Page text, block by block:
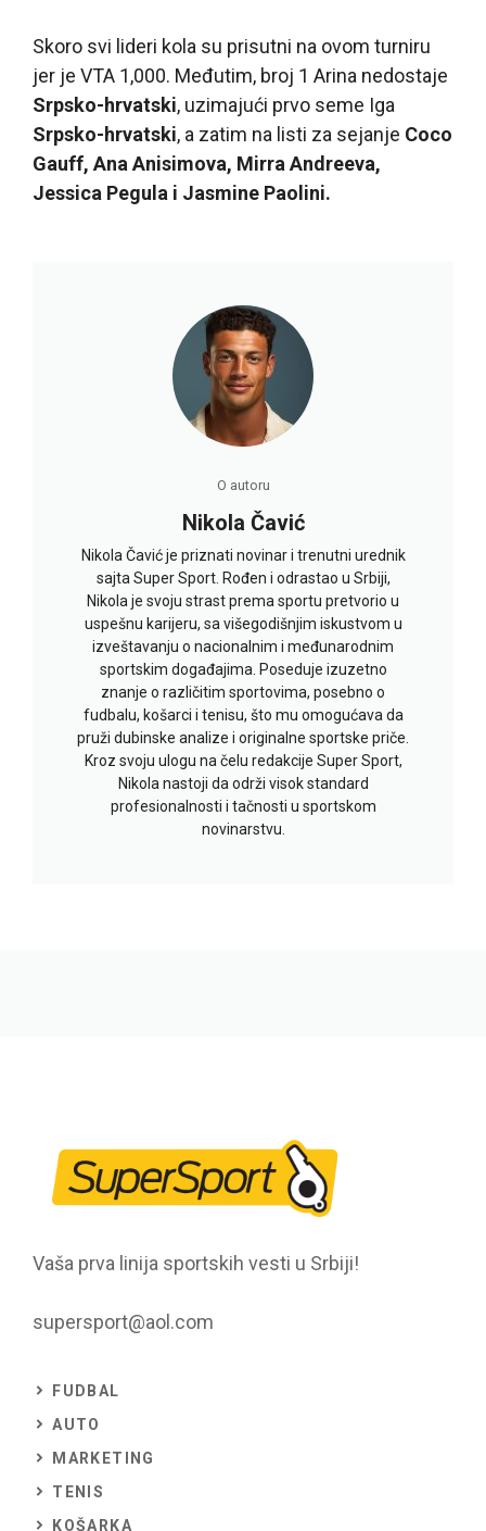
Skoro svi lideri kola su prisutni na ovom turniru
jer je VTA 1,000. Međutim, broj 1 Arina nedostaje
Srpsko-hrvatski, uzimajući prvo seme Iga
Srpsko-hrvatski, a zatim na listi za sejanje Coco
Gauff, Ana Anisimova, Mirra Andreeva,
Jessica Pegula i Jasmine Paolini.
O autoru
Nikola Čavić
Nikola Čavić je priznati novinar i trenutni urednik
sajta Super Sport. Rođen i odrastao u Srbiji,
Nikola je svoju strast prema sportu pretvorio u
uspešnu karijeru, sa višegodišnjim iskustvom u
izveštavanju o nacionalnim i međunarodnim
sportskim događajima. Poseduje izuzetno
znanje o različitim sportovima, posebno o
fudbalu, košarci i tenisu, što mu omogućava da
pruži dubinske analize i originalne sportske priče.
Kroz svoju ulogu na čelu redakcije Super Sport,
Nikola nastoji da održi visok standard
profesionalnosti i tačnosti u sportskom
novinarstvu.
Vaša prva linija sportskih vesti u Srbiji!
supersport@aol.com
FUDBAL
AUTO
MARKETING
TENIS
KOŠARKA